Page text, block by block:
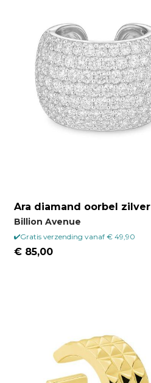
Ara diamand oorbel zilver
Billion Avenue
Gratis verzending vanaf € 49,90
€ 85,00